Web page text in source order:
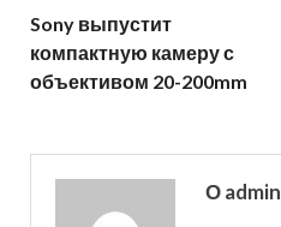
Sony выпустит
компактную камеру с
объективом 20-200mm
О admin